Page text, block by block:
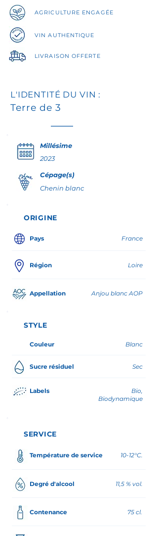
avec une finale saline aux notes
d’agrumes.
Un blanc élégant et digeste, parfait avec
grillée, ravioles de langoustines ou salade
→ Découvrez un Chenin d’Anjou vif,
expression limpide du terroir des
schistes et rhyolites.
AGRICULTURE ENGAGÉE
VINAUTHENTIQUE
LIVRAISON OFFERTE
L'IDENTITÉ DU VIN :
Terre de 3
Millésime
2023
Cépage(s)
Chenin blanc
ORIGINE
Pays France
Région Loire
Appellation Anjou blanc AOP
STYLE
Couleur Blanc
Sucre résiduel Sec
Labels
Bio,
Biodynamique
SERVICE
Température de service 10-12°C.
Degré d'alcool 11,5 % vol.
Contenance 75 cl.